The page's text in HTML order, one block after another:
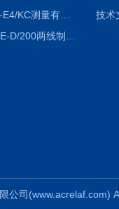
PZ72L-E4/KC测量有功电能（EPI/EPE）嵌入式电表
技术
限公司